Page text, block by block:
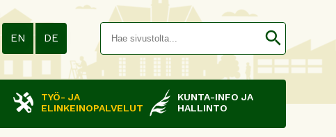
EN DE search
TYÖ- JA
ELINKEINOPALVELUT
KUNTA-INFO JA
HALLINTO